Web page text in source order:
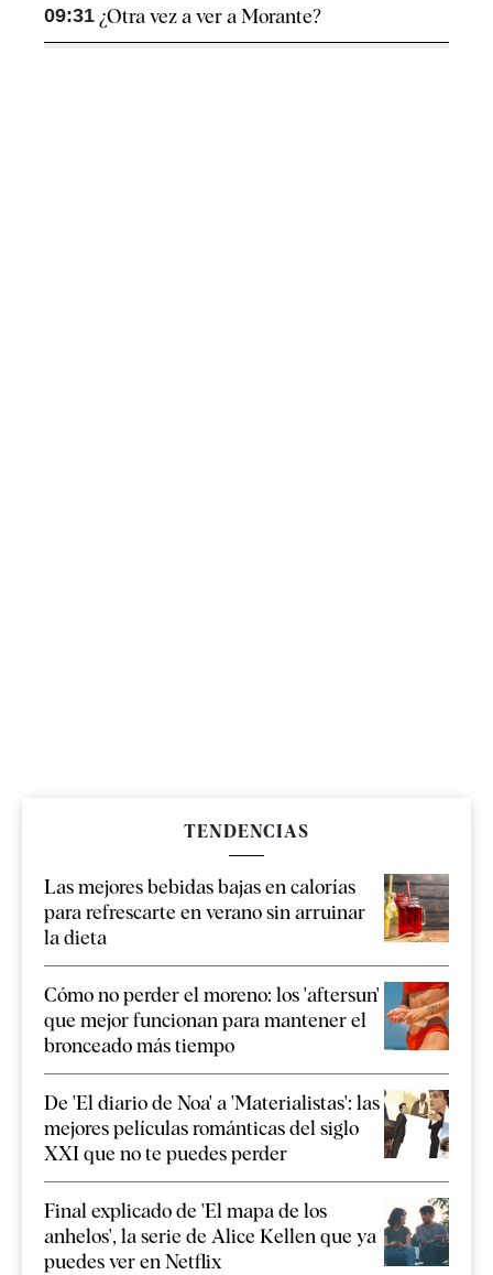
09:31 ¿Otra vez a ver a Morante?
TENDENCIAS
Las mejores bebidas bajas en calorías
para refrescarte en verano sin arruinar
la dieta
Cómo no perder el moreno: los 'aftersun'
que mejor funcionan para mantener el
bronceado más tiempo
De 'El diario de Noa' a 'Materialistas': las
mejores películas románticas del siglo
XXI que no te puedes perder
Final explicado de 'El mapa de los
anhelos', la serie de Alice Kellen que ya
puedes ver en Netflix